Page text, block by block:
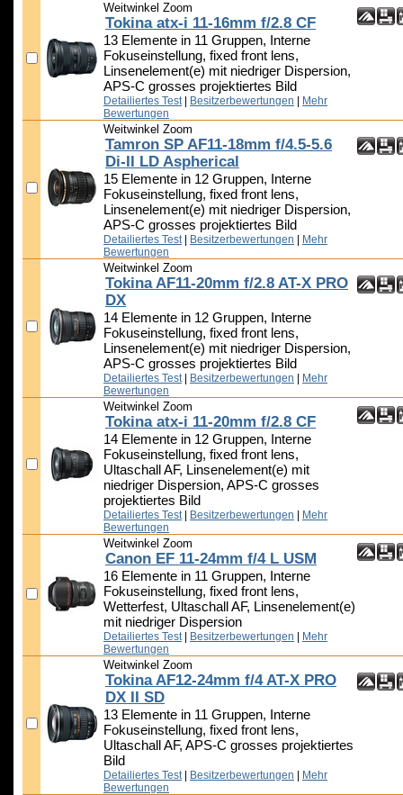
Weitwinkel Zoom
Tokina atx-i 11-16mm f/2.8 CF
13 Elemente in 11 Gruppen, Interne
Fokuseinstellung, fixed front lens,
Linsenelement(e) mit niedriger Dispersion,
APS-C grosses projektiertes Bild
Detailiertes Test Besitzerbewertungen
Mehr
Bewertungen
Weitwinkel Zoom
Tamron SP AF11-18mm f/4.5-5.6
Di-II LD Aspherical
15 Elemente in 12 Gruppen, Interne
Fokuseinstellung, fixed front lens,
Linsenelement(e) mit niedriger Dispersion,
APS-C grosses projektiertes Bild
Detailiertes Test Besitzerbewertungen
Mehr
Bewertungen
Weitwinkel Zoom
Tokina AF11-20mm f/2.8 AT-X PRO
DX
14 Elemente in 12 Gruppen, Interne
Fokuseinstellung, fixed front lens,
Linsenelement(e) mit niedriger Dispersion,
APS-C grosses projektiertes Bild
Detailiertes Test Besitzerbewertungen
Mehr
Bewertungen
Weitwinkel Zoom
Tokina atx-i 11-20mm f/2.8 CF
14 Elemente in 12 Gruppen, Interne
Fokuseinstellung, fixed front lens,
Ultaschall AF, Linsenelement(e) mit
niedriger Dispersion, APS-C grosses
projektiertes Bild
Detailiertes Test Besitzerbewertungen
Mehr
Bewertungen
Weitwinkel Zoom
Canon EF 11-24mm f/4 L USM
16 Elemente in 11 Gruppen, Interne
Fokuseinstellung, fixed front lens,
Wetterfest, Ultaschall AF, Linsenelement(e)
mit niedriger Dispersion
Detailiertes Test Besitzerbewertungen
Mehr
Bewertungen
Weitwinkel Zoom
Tokina AF12-24mm f/4 AT-X PRO
DX II SD
13 Elemente in 11 Gruppen, Interne
Fokuseinstellung, fixed front lens,
Ultaschall AF, APS-C grosses projektiertes
Bild
Detailiertes Test Besitzerbewertungen
Mehr
Bewertungen